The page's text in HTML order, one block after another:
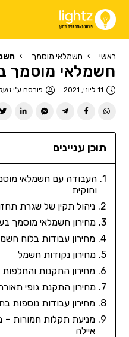
ראשי חשמלאי מוסמך
חשמלאי מוסמך
11 ליוני, 2021 פורסם ע"י
תוכן עניינים
העבודה עם חשמלאי
וחוקית
ניהול תקין של שגרת
מחירון חשמלאי מוסמך
מחירון עבודות בלוח
מחירון נקודות חשמל
מחירון התקנות
מחירון התקנת גופי
מחירון עבודות נוספות
מניעת תקלות חמורות –
איילה